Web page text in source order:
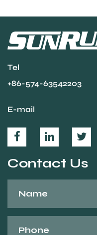
Tel
+86-574-63542203
E-mail
Contact Us